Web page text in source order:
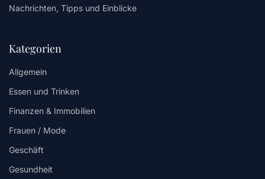
Nachrichten, Tipps und Einblicke
Kategorien
Allgemein
Essen und Trinken
Finanzen & Immobilien
Frauen / Mode
Geschäft
Gesundheit